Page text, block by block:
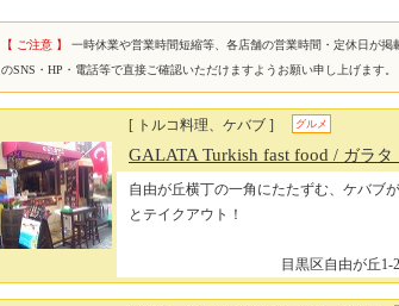
【 ご注意 】
一時休業や営業時間短縮等、各店舗の営業時間・定休日が
のSNS・HP・電話等で直接ご確認いただけますようお願い申し上げます。
[ トルコ料理、ケバブ ] グルメ
GALATA Turkish fast food / ガラタ
自由が丘横丁の一角にたたずむ、ケバブ
とテイクアウト！
目黒区自由が丘1-